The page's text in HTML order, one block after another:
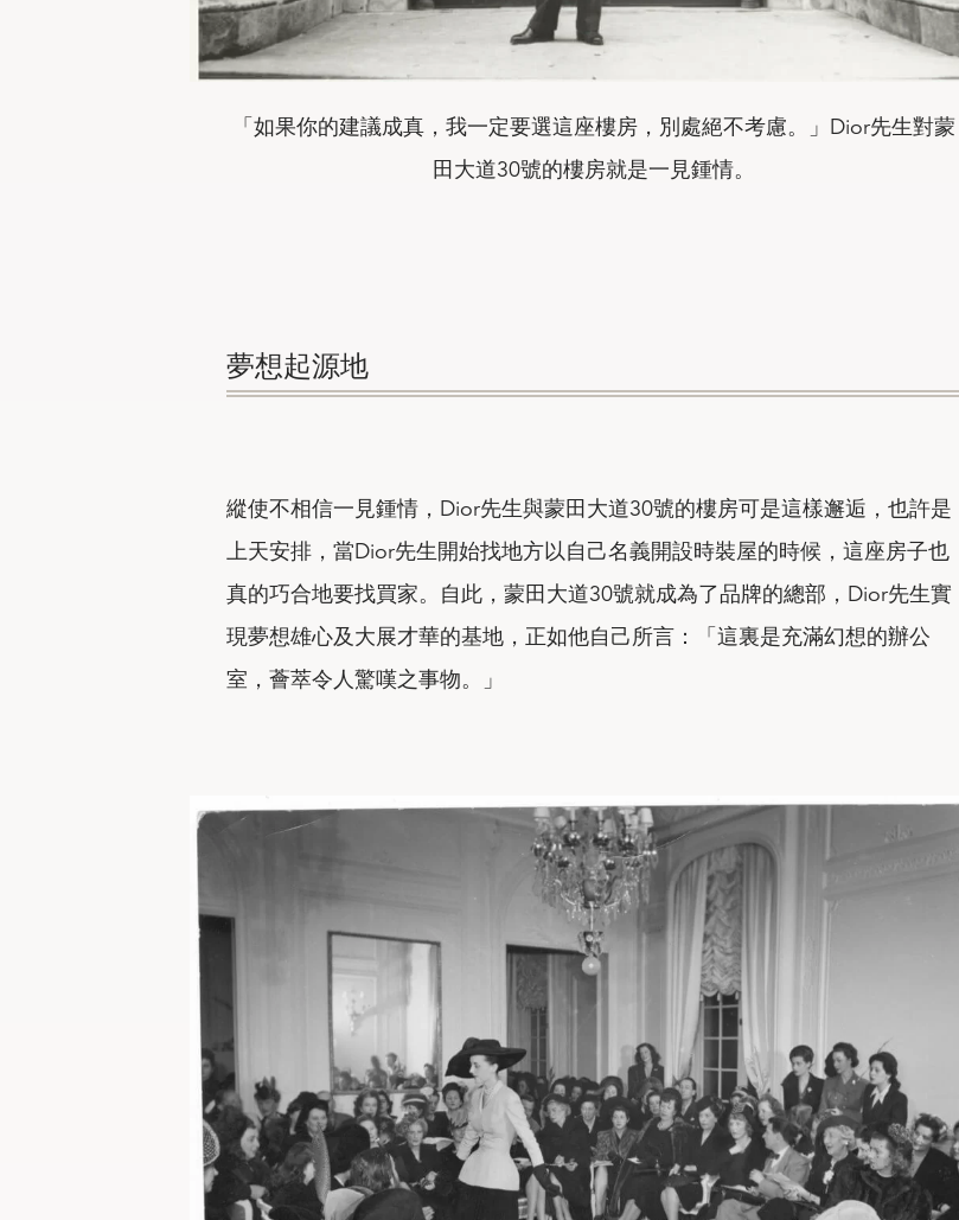
「如果你的建議成真，我一定要選這座樓房，別處絕不考慮。」Dior先生對蒙
田大道30號的樓房就是一見鍾情。
夢想起源地
縱使不相信一見鍾情，Dior先生與蒙田大道30號的樓房可是這樣邂逅，也許是
上天安排，當Dior先生開始找地方以自己名義開設時裝屋的時候，這座房子也
真的巧合地要找買家。自此，蒙田大道30號就成為了品牌的總部，Dior先生實
現夢想雄心及大展才華的基地，正如他自己所言：「這裏是充滿幻想的辦公
室，薈萃令人驚嘆之事物。」